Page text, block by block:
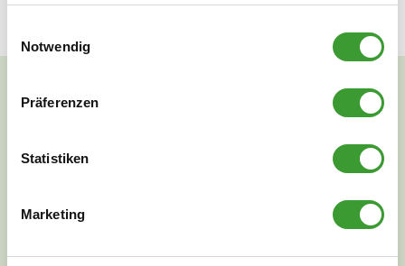
Notwendig
Präferenzen
Statistiken
Marketing
PERSÖNLICHE BERATUNG